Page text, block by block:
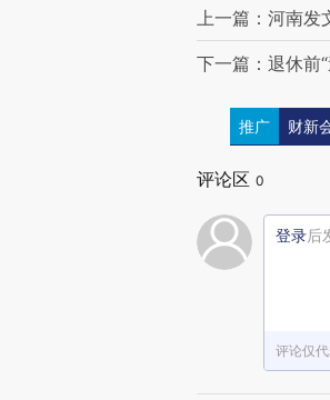
上一篇：河南发
下一篇：退休前
推广 财新
评论区 0
登录后
评论仅